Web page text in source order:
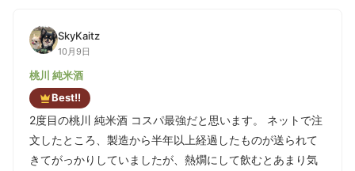
SkyKaitz
10月9日
桃川 純米酒
Best!!
2度目の桃川 純米酒 コスパ最強だと思います。 ネットで注
文したところ、製造から半年以上経過したものが送られて
きてがっかりしていましたが、熱燗にして飲むとあまり気